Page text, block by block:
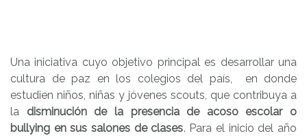
Una iniciativa cuyo objetivo principal es desarrollar una
cultura de paz en los colegios del país, en donde
estudien niños, niñas y jóvenes scouts, que contribuya a
la disminución de la presencia de acoso escolar o
bullying en sus salones de clases. Para el inicio del año